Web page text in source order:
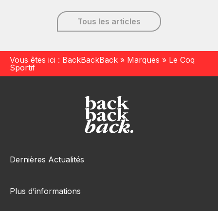
Tous les articles
Vous êtes ici : BackBackBack » Marques » Le Coq
Sportif
Dernières Actualités
Plus d’informations